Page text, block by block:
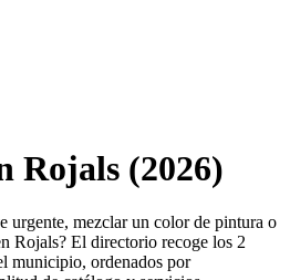
Rojals (2026)
urgente, mezclar un color de pintura o
Rojals? El directorio recoge los 2
municipio, ordenados por